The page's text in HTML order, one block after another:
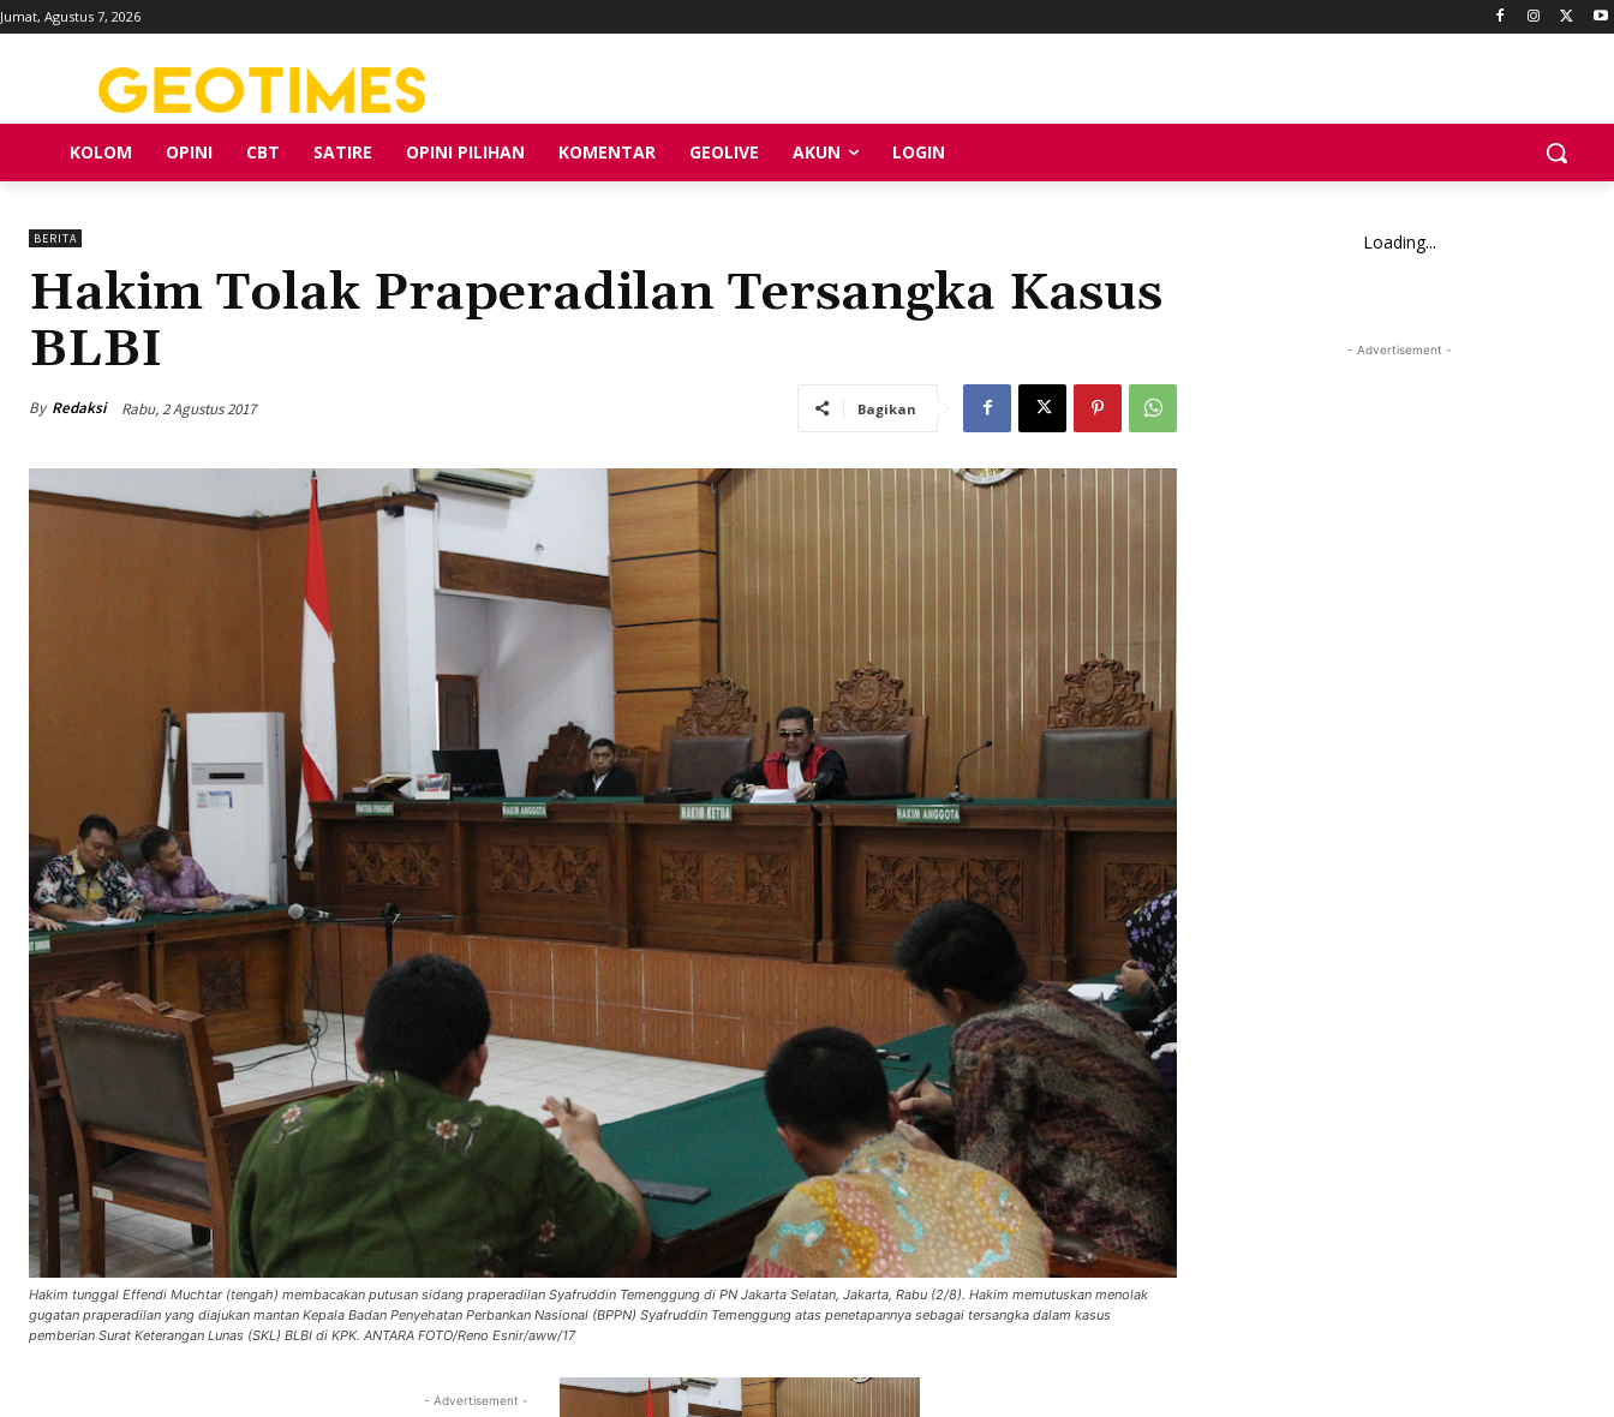
Jumat, Agustus 7, 2026
KOLOM OPINI CBT SATIRE OPINI PILIHAN KOMENTAR GEOLIVE AKUN LOGIN
BERITA
Hakim Tolak Praperadilan Tersangka Kasus
BLBI
By Redaksi Rabu, 2 Agustus 2017 Bagikan
Hakim tunggal Effendi Muchtar (tengah) membacakan putusan sidang praperadilan Syafruddin Temenggung di PN Jakarta Selatan, Jakarta, Rabu (2/8). Hakim memutuskan menolak
gugatan praperadilan yang diajukan mantan Kepala Badan Penyehatan Perbankan Nasional (BPPN) Syafruddin Temenggung atas penetapannya sebagai tersangka dalam kasus
pemberian Surat Keterangan Lunas (SKL) BLBI di KPK. ANTARA FOTO/Reno Esnir/aww/17
- Advertisement -
Loading...
- Advertisement -